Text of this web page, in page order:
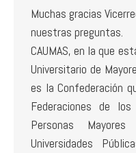
Muchas gracias
nuestras preguntas.
CAUMAS, en la que
Universitario de
es la Confederación
Federaciones de
Personas
Universidades